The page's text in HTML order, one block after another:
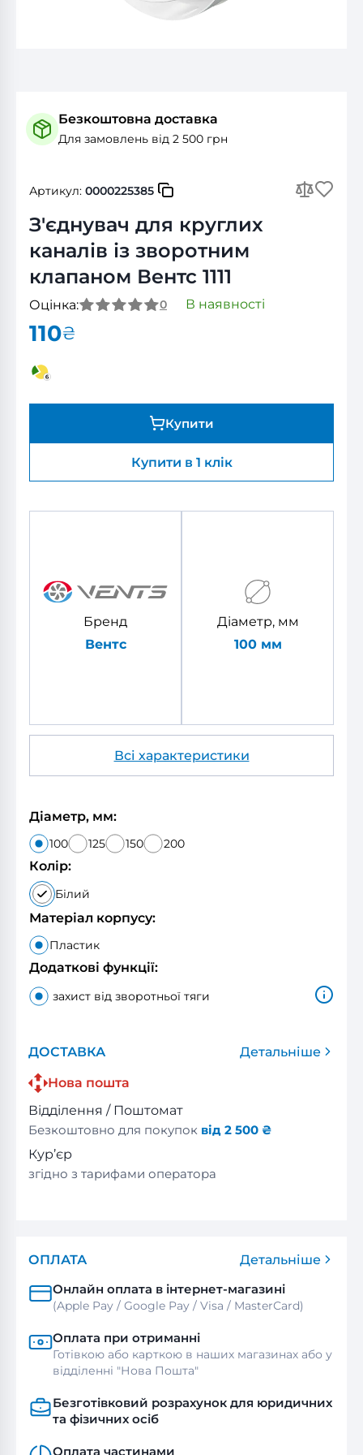
Безкоштовна доставка
Для замовлень від 2 500 грн
Артикул: 0000225385
З'єднувач для круглих
каналів із зворотним
клапаном Вентс 1111
Оцінка: 0 В наявності
110₴
Купити
Купити в 1 клік
Бренд
Вентс
Діаметр, мм
100 мм
Всі характеристики
Діаметр, мм:
100 125 150 200
Колір:
Білий
Матеріал корпусу:
Пластик
Додаткові функції:
захист від зворотньої тяги
ДОСТАВКА
Детальніше
Нова пошта
Відділення / Поштомат
Безкоштовно для покупок від 2 500 ₴
Кур’єр
згідно з тарифами оператора
ОПЛАТА
Детальніше
Онлайн оплата в інтернет-магазині
(Apple Pay / Google Pay / Visa / MasterСard)
Оплата при отриманні
Готівкою або карткою в наших магазинах або у
відділенні "Нова Пошта"
Безготівковий розрахунок для юридичних
та фізичних осіб
Оплата частинами